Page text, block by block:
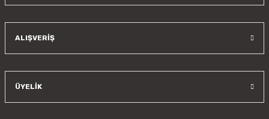
ALIŞVERİŞ
ÜYELİK